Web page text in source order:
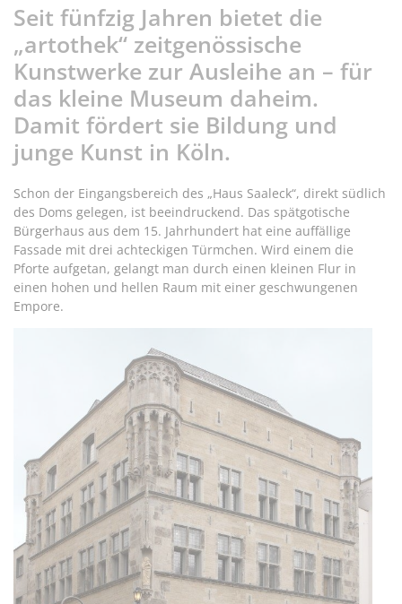
Seit fünfzig Jahren bietet die
„artothek“ zeitgenössische
Kunstwerke zur Ausleihe an – für
das kleine Museum daheim.
Damit fördert sie Bildung und
junge Kunst in Köln.
Schon der Eingangsbereich des „Haus Saaleck“, direkt südlich
des Doms gelegen, ist beeindruckend. Das spätgotische
Bürgerhaus aus dem 15. Jahrhundert hat eine auffällige
Fassade mit drei achteckigen Türmchen. Wird einem die
Pforte aufgetan, gelangt man durch einen kleinen Flur in
einen hohen und hellen Raum mit einer geschwungenen
Empore.